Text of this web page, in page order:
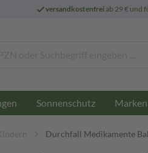
versandkostenfreiab 29 € und
Sonnenschutz Marken
Durchfall Medikamente